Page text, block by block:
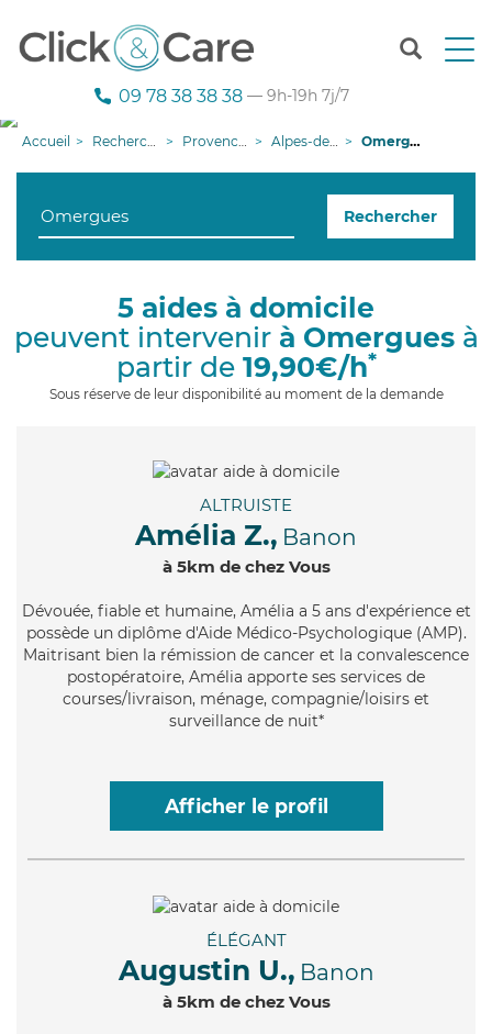
T
n
g
09 78 38 38 38 — 9h-19h 7j/7
Accueil Recherche aide à domicile Provence-Alpes-Côte d'Azur Alpes-de-Haute-Provence Omergues
Rechercher
5 aides à domicile
peuvent intervenir à Omerguesà
partir de 19,90€/h*
Sous réserve de leur disponibilité au moment de la demande
ALTRUISTE
Amélia Z., Banon
à 5km de chez Vous
Dévouée, fiable et humaine, Amélia a 5 ans d'expérience et
possède un diplôme d'Aide Médico-Psychologique (AMP).
Maitrisant bien la rémission de cancer et la convalescence
postopératoire, Amélia apporte ses services de
courses/livraison, ménage, compagnie/loisirs et
surveillance de nuit*
Afficher le profil
ÉLÉGANT
Augustin U., Banon
à 5km de chez Vous